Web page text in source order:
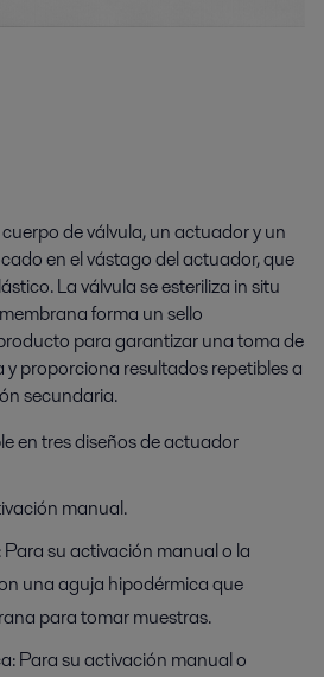
de válvula, un actuador y un
en el vástago del actuador, que
La válvula se esteriliza in situ
forma un sello
para garantizar una toma de
proporciona resultados repetibles a
secundaria.
en tres diseños de actuador
manual.
su activación manual o la
una aguja hipodérmica que
para tomar muestras.
Para su activación manual o